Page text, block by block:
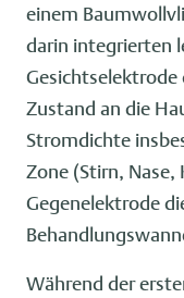
einem
darin integrierten
Gesichtselektrode
Zustand an die
Stromdichte
Zone (Stirn,
Gegenelektrode
Während der